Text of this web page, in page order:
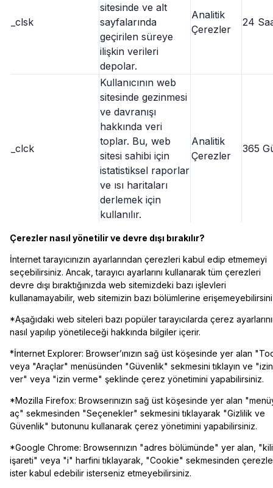
_clsk
sitesinde ve alt
sayfalarında
geçirilen süreye
ilişkin verileri
depolar.
Analitik
Çerezler
24
_clck
Kullanıcının web
sitesinde gezinmesi
ve davranışı
hakkında veri
toplar. Bu, web
sitesi sahibi için
istatistiksel raporlar
ve ısı haritaları
derlemek için
kullanılır.
Analitik
Çerezler
365
Çerezler nasıl yönetilir ve devre dışı bırakılır?
İnternet tarayıcınızın ayarlarından çerezleri kabul edip etmemeyi
seçebilirsiniz. Ancak, tarayıcı ayarlarını kullanarak tüm çerezleri
devre dışı bıraktığınızda web sitemizdeki bazı işlevleri
kullanamayabilir, web sitemizin bazı bölümlerine
*Aşağıdaki web siteleri bazı popüler tarayıcılarda çerez
nasıl yapılıp yönetileceği hakkında bilgiler içerir.
*İnternet Explorer: Browser’ınızın sağ üst köşesinde yer alan
veya "Araçlar" menüsünden "Güvenlik" sekmesini tıklayın ve "izin
ver" veya "izin verme" şeklinde çerez yönetimini yapabilirsiniz.
*Mozilla Firefox: Browserınızın sağ üst köşesinde yer alan
aç" sekmesinden "Seçenekler" sekmesini tıklayarak "Gizlilik ve
Güvenlik" butonunu kullanarak çerez yönetimini yapabilirsiniz.
*Google Chrome: Browserınızın "adres bölümünde" yer alan,
işareti" veya "i" harfini tıklayarak, "Cookie" sekmesinden
ister kabul edebilir isterseniz etmeyebilirsiniz.